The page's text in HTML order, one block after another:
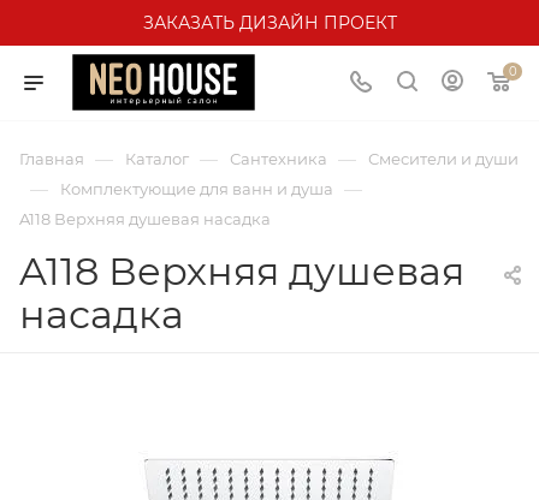
ЗАКАЗАТЬ ДИЗАЙН ПРОЕКТ
0
Главная — Каталог — Сантехника — Смесители и души
— Комплектующие для ванн и душа —
A118 Верхняя душевая насадка
A118 Верхняя душевая
насадка